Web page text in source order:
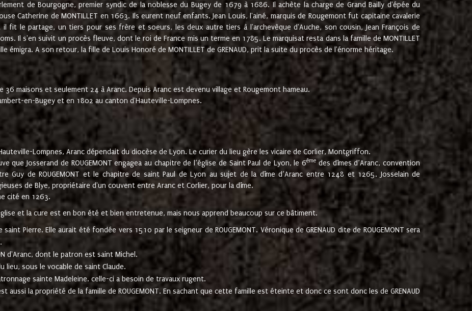
de Bourgogne, premier syndic de la noblesse du Bugey de 1679 à 1686. Il achète la charge de Grand Bailly d'épée du
Catherine de MONTILLET en 1663. Ils eurent neuf enfants. Jean Louis, l'ainé, marquis de Rougemont fut capitaine cavalerie
fit le partage, un tiers pour ses frère et soeurs, les deux autre tiers à l'archevêque d'Auche, son cousin, Jean François de
Il s'en suivit un procès fleuve, dont le roi de France mis un terme en 1785. Le marquisat resta dans la famille de MONTILLET
émigra. A son retour, la fille de Louis Honoré de MONTILLET de GRENAUD, prit la suite du procès de l'énorme héritage.
maisons et seulement 24 à Aranc. Depuis Aranc est devenu village et Rougemont hameau.
en-Bugey et en 1802 au canton d'Hauteville-Lompnes.
Lompnes, Aranc dépendait du diocèse de Lyon. Le curier du lieu gère les vicaire de Corlier, Montgriffon.
que Josserand de ROUGEMONT engagea au chapitre de l’église de Saint Paul de Lyon, le 6ème des dîmes d’Aranc, convention
Guy de ROUGEMONT et le chapitre de saint Paul de Lyon au sujet de la dîme d’Aranc entre 1248 et 1265. Josselain de
de Blye, propriétaire d'un couvent entre Aranc et Corlier, pour la dîme.
cité en 1263.
et la cure est en bon été et bien entretenue, mais nous apprend beaucoup sur ce bâtiment.
Pierre. Elle aurait été fondée vers 1510 par le seigneur de ROUGEMONT. Véronique de GRENAUD dite de ROUGEMONT sera
.
d'Aranc, dont le patron est saint Michel.
lieu, sous le vocable de saint Claude.
sainte Madeleine. celle-ci a besoin de travaux rugent.
aussi la propriété de la famille de ROUGEMONT. En sachant que cette famille est éteinte et donc ce sont donc les de GRENAUD